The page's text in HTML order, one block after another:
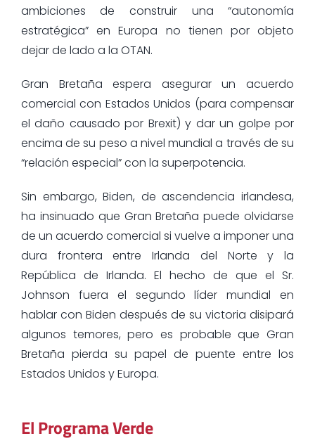
ambiciones de construir una “autonomía
estratégica” en Europa no tienen por objeto
dejar de lado a la OTAN.
Gran Bretaña espera asegurar un acuerdo
comercial con Estados Unidos (para compensar
el daño causado por Brexit) y dar un golpe por
encima de su peso a nivel mundial a través de su
“relación especial” con la superpotencia.
Sin embargo, Biden, de ascendencia irlandesa,
ha insinuado que Gran Bretaña puede olvidarse
de un acuerdo comercial si vuelve a imponer una
dura frontera entre Irlanda del Norte y la
República de Irlanda. El hecho de que el Sr.
Johnson fuera el segundo líder mundial en
hablar con Biden después de su victoria disipará
algunos temores, pero es probable que Gran
Bretaña pierda su papel de puente entre los
Estados Unidos y Europa.
El Programa Verde